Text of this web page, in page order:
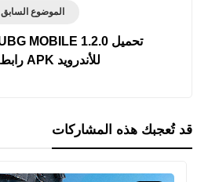
الموضوع السابق
للأندرويد APK رابط مباشر
قد تُعجبك هذه المشاركات